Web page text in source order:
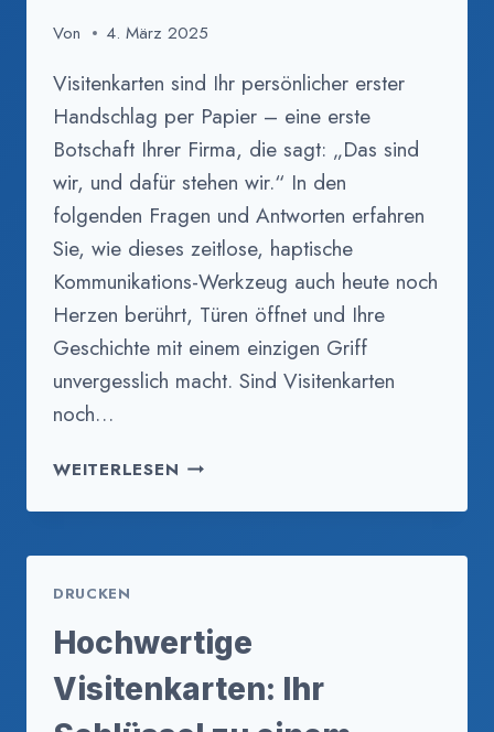
Von 4. März 2025
Visitenkarten sind Ihr persönlicher erster
Handschlag per Papier – eine erste
Botschaft Ihrer Firma, die sagt: „Das sind
wir, und dafür stehen wir.“ In den
folgenden Fragen und Antworten erfahren
Sie, wie dieses zeitlose, haptische
Kommunikations-Werkzeug auch heute noch
Herzen berührt, Türen öffnet und Ihre
Geschichte mit einem einzigen Griff
unvergesslich macht. Sind Visitenkarten
noch…
WEITERLESEN FRAGEN
ANTWORTEN
DRUCKEN
Hochwertige
Visitenkarten: Ihr